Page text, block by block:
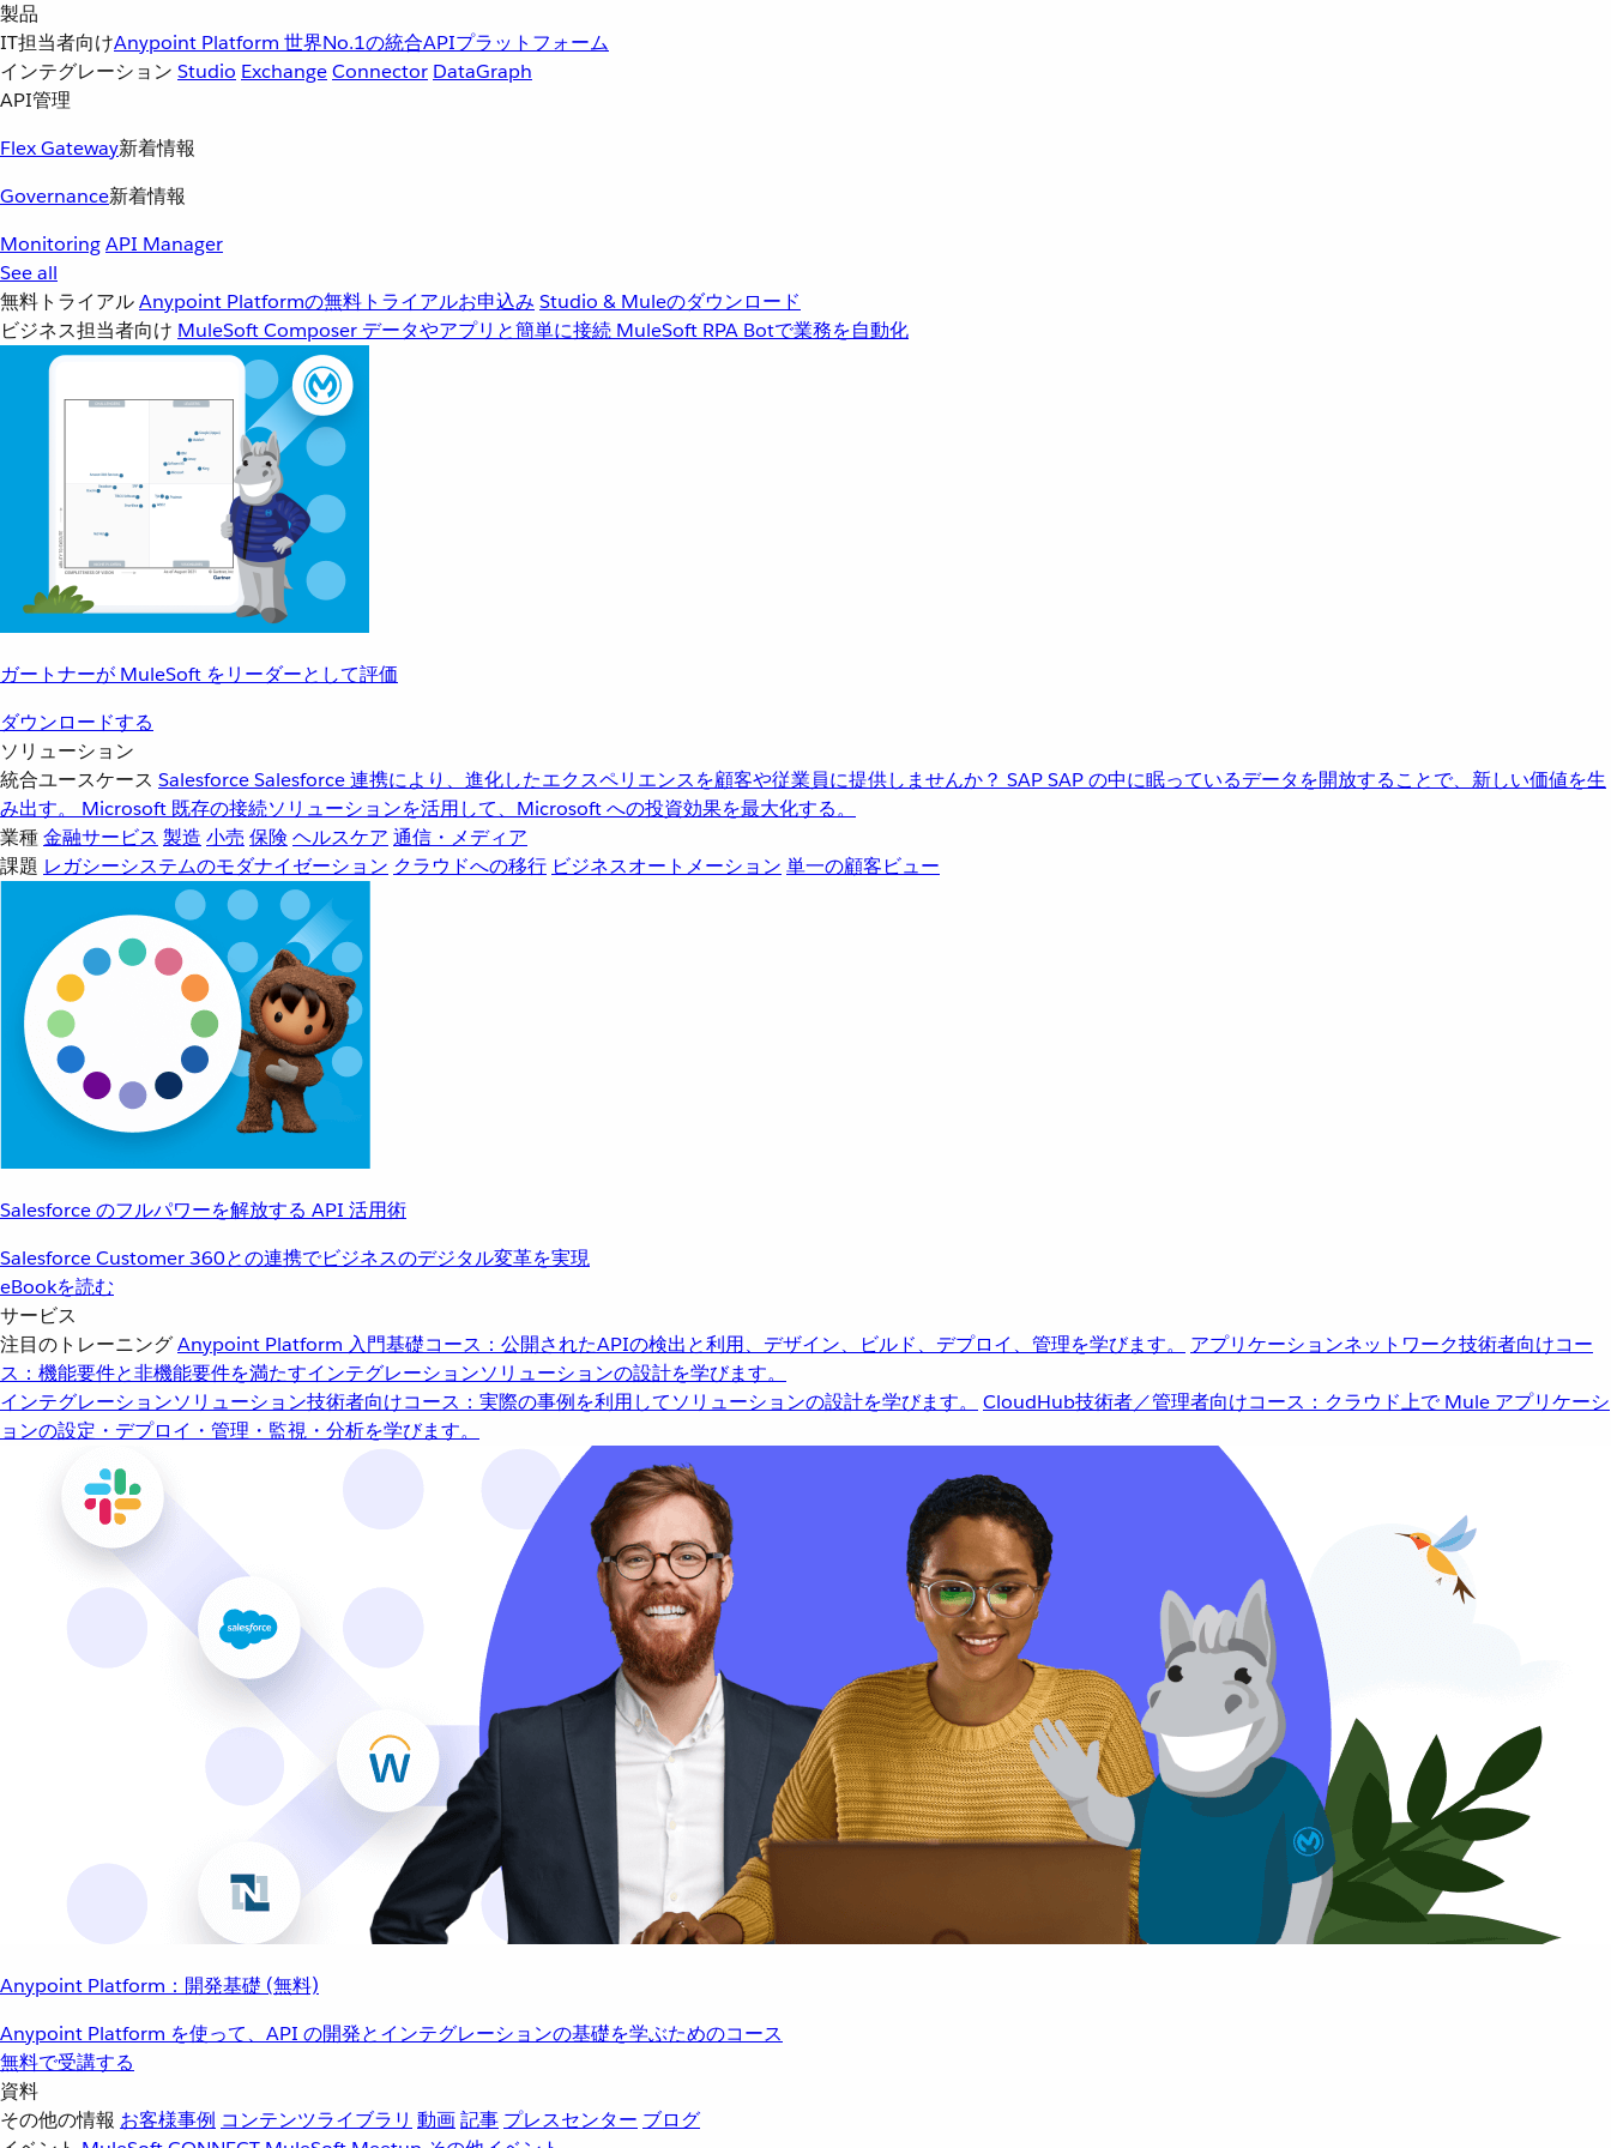
製品
IT担当者向けAnypoint Platform 世界No.1の統合APIプラットフォーム
インテグレーション Studio ExchangeConnector DataGraph
API管理
Flex Gateway新着情報
Governance新着情報
MonitoringAPI Manager
See all
無料トライアルAnypoint Platformの無料トライアルお申込み Studio & Muleのダウンロード
ビジネス担当者向け MuleSoft Composer データやアプリと簡単に接続 MuleSoft RPA Botで業務を自動化
ガートナーが MuleSoft をリーダーとして評価
ダウンロードする
ソリューション
統合ユースケース SalesforceSalesforce 連携により、進化したエクスペリエンスを顧客や従業員に提供しませんか？ SAPSAP の中に眠っているデータを開放することで、新しい価値を生
み出す。
Microsoft 既存の接続ソリューションを活用して、Microsoft への投資効果を最大化する。
業種金融サービス 製造 小売 保険 ヘルスケア 通信・メディア
課題 レガシーシステムのモダナイゼーション クラウドへの移行 ビジネスオートメーション 単一の顧客ビュー
Salesforce のフルパワーを解放する API 活用術
Salesforce Customer 360との連携でビジネスのデジタル変革を実現
eBookを読む
サービス
注目のトレーニングAnypoint Platform 入門基礎コース：公開されたAPIの検出と利用、デザイン、ビルド、デプロイ、管理を学びます。 アプリケーションネットワーク技術者向けコー
ス：機能要件と非機能要件を満たすインテグレーションソリューションの設計を学びます。
インテグレーションソリューション技術者向けコース：実際の事例を利用してソリューションの設計を学びます。 CloudHub技術者／管理者向けコース：クラウド上で Mule アプリケーシ
ョンの設定・デプロイ・管理・監視・分析を学びます。
Anypoint Platform：開発基礎 (無料)
Anypoint Platform を使って、API の開発とインテグレーションの基礎を学ぶためのコース
無料で受講する
資料
その他の情報 お客様事例 コンテンツライブラリ 動画記事 プレスセンター ブログ